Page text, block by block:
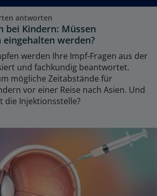
antworten
bei Kindern: Müssen
werden?
werden Ihre Impf-Fragen aus der
und fachkundig beantwortet.
mögliche Zeitabstände für
vor einer Reise nach Asien. Und
die Injektionsstelle?